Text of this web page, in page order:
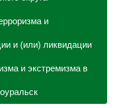
и
и (или) ликвидации
и экстремизма в